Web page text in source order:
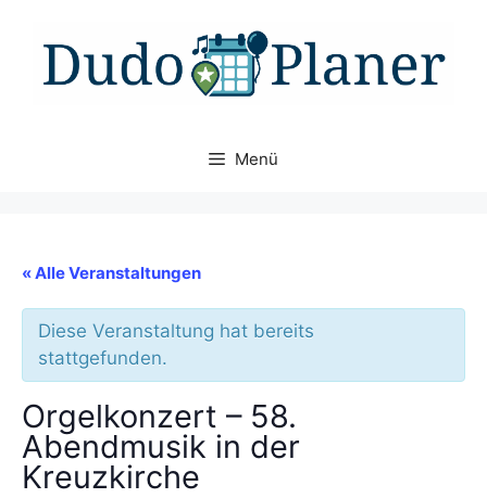
Inhalt
springen
Menü
« Alle Veranstaltungen
Diese Veranstaltung hat bereits
stattgefunden.
Orgelkonzert – 58.
Abendmusik in der
Kreuzkirche